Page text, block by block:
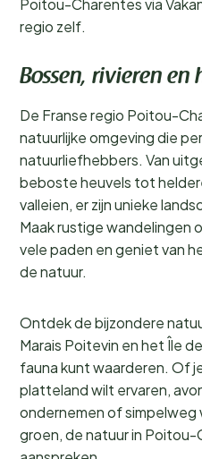
Poitou-Charentes via
regio zelf.
Bossen, rivieren en
De Franse regio Poitou-
natuurlijke omgeving die
natuurliefhebbers. Van
beboste heuvels tot
valleien, er zijn unieke
Maak rustige
vele paden en geniet van
de natuur.
Ontdek de bijzondere
Marais Poitevin en het Île
fauna kunt waarderen. Of
platteland wilt ervaren,
ondernemen of
groen, de natuur in Poitou-